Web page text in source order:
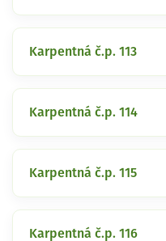
Karpentná č.p. 113
Karpentná č.p. 114
Karpentná č.p. 115
Karpentná č.p. 116